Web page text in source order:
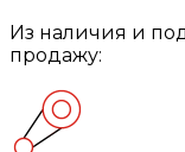
Из наличия и
продажу: